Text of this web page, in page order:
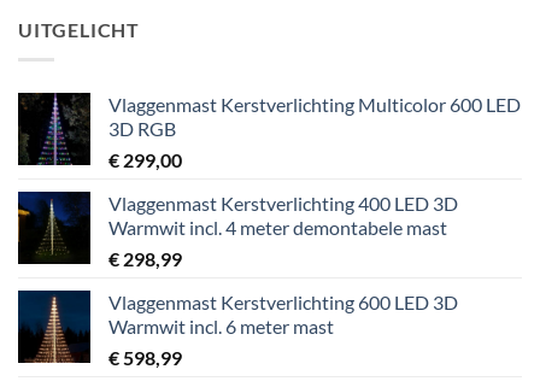
UITGELICHT
Vlaggenmast Kerstverlichting Multicolor 600 LED
3D RGB
€ 299,00
Vlaggenmast Kerstverlichting 400 LED 3D
Warmwit incl. 4 meter demontabele mast
€ 298,99
Vlaggenmast Kerstverlichting 600 LED 3D
Warmwit incl. 6 meter mast
€ 598,99